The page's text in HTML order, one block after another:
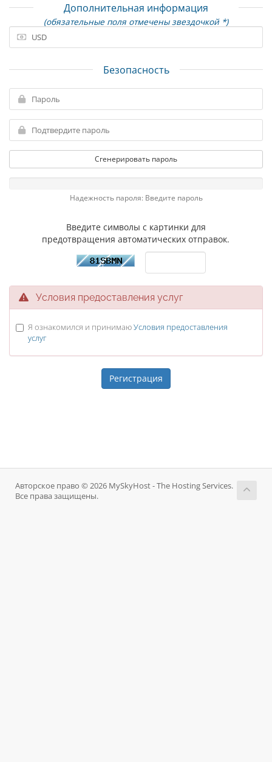
Дополнительная информация
(обязательные поля отмечены звездочкой *)
Безопасность
Сгенерировать пароль
Надежность пароля: Введите пароль
Введите символы с картинки для
предотвращения автоматических отправок.
Условия предоставления услуг
Я ознакомился и принимаюУсловия предоставления
услуг
Авторское право © 2026 MySkyHost - The Hosting Services.
Все права защищены.